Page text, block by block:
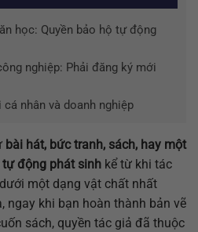
học: Quyền bảo hộ tự động
nghiệp: Phải đăng ký mới
nhân và doanh nghiệp
bài hát, bức tranh, sách, hay một
tự động phát sinh kể từ khi tác
một dạng vật chất nhất
ngay khi bạn hoàn thành bản vẽ
sách, quyền tác giả đã thuộc